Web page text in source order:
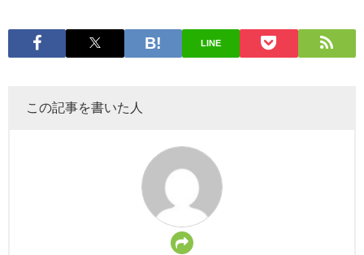
LINE
この記事を書いた人